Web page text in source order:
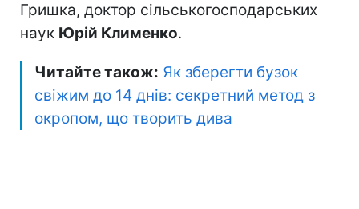
Гришка, доктор сільськогосподарських
наук Юрій Клименко.
Читайте також: Як зберегти бузок
свіжим до 14 днів: секретний метод з
окропом, що творить дива